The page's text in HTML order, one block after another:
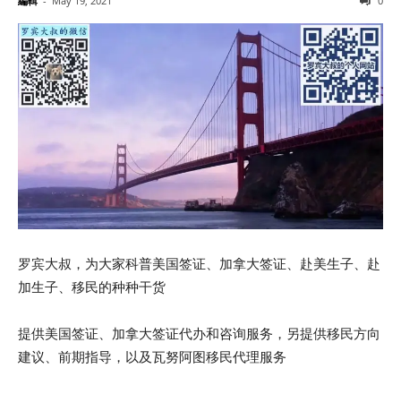
罗宾大叔，为大家科普美国签证、加拿大签证、赴美生子、赴
加生子、移民的种种干货
提供美国签证、加拿大签证代办和咨询服务，另提供移民方向
建议、前期指导，以及瓦努阿图移民代理服务